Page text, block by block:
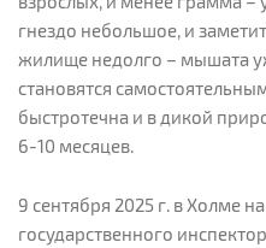
гнездо небольшое, и
жилище недолго – мышата
становятся
быстротечна и в дикой
6-10 месяцев.
9 сентября 2025 г. в Холме
государственного